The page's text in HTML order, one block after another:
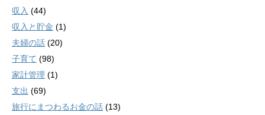
収入 (44)
収入と貯金 (1)
夫婦の話 (20)
子育て (98)
家計管理 (1)
支出 (69)
旅行にまつわるお金の話 (13)